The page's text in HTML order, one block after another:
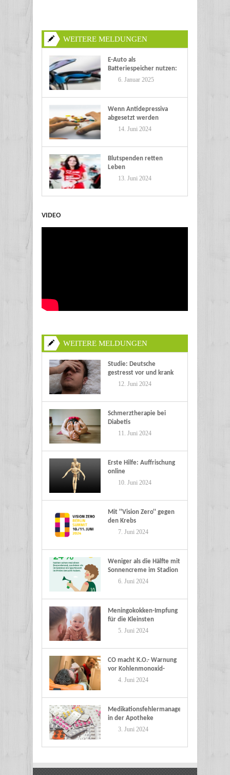
WEITERE MELDUNGEN
E-Auto als
Batteriespeicher nutzen:
Eine nachhaltige Zukunft
6. Januar 2025
Wenn Antidepressiva
abgesetzt werden
14. Juni 2024
Blutspenden retten
Leben
13. Juni 2024
VIDEO
WEITERE MELDUNGEN
Studie: Deutsche
gestresst vor und krank
im Urlaub
12. Juni 2024
Schmerztherapie bei
Diabetis
11. Juni 2024
Erste Hilfe: Auffrischung
online
10. Juni 2024
Mit ''Vision Zero'' gegen
den Krebs
7. Juni 2024
Weniger als die Hälfte mit
Sonnencreme im Stadion
6. Juni 2024
Meningokokken-Impfung
für die Kleinsten
5. Juni 2024
CO macht K.O.- Warnung
vor Kohlenmonoxid-
Vergiftungen
4. Juni 2024
Medikationsfehlermanagement
in der Apotheke
3. Juni 2024